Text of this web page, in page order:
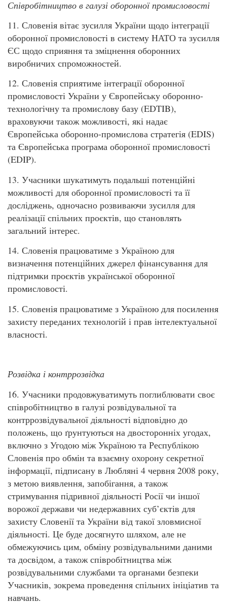
Співробітництво в галузі оборонної промисловості
11. Словенія вітає зусилля України щодо інтеграції
оборонної промисловості в систему НАТО та зусилля
ЄС щодо сприяння та зміцнення оборонних
виробничих спроможностей.
12. Словенія сприятиме інтеграції оборонної
промисловості України у Європейську оборонно-
технологічну та промислову базу (EDTIB),
враховуючи також можливості, які надає
Європейська оборонно-промислова стратегія (EDIS)
та Європейська програма оборонної промисловості
(EDIP).
13. Учасники шукатимуть подальші потенційні
можливості для оборонної промисловості та її
досліджень, одночасно розвиваючи зусилля для
реалізації спільних проєктів, що становлять
загальний інтерес.
14. Словенія працюватиме з Україною для
визначення потенційних джерел фінансування для
підтримки проєктів української оборонної
промисловості.
15. Словенія працюватиме з Україною для посилення
захисту переданих технологій і прав інтелектуальної
власності.
Розвідка і контррозвідка
16. Учасники продовжуватимуть поглиблювати своє
співробітництво в галузі розвідувальної та
контррозвідувальної діяльності відповідно до
положень, що ґрунтуються на двосторонніх угодах,
включно з Угодою між Україною та Республікою
Словенія про обмін та взаємну охорону секретної
інформації, підписану в Любляні 4 червня 2008 року,
з метою виявлення, запобігання, а також
стримування підривної діяльності Росії чи іншої
ворожої держави чи недержавних суб’єктів для
захисту Словенії та України від такої зловмисної
діяльності. Це буде досягнуто шляхом, але не
обмежуючись цим, обміну розвідувальними даними
та досвідом, а також співробітництва між
розвідувальними службами та органами безпеки
Учасників, зокрема проведення спільних ініціатив та
навчань.